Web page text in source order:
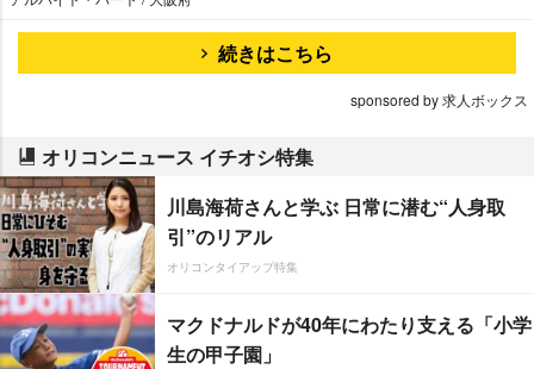
続きはこちら
sponsored by 求人ボックス
オリコンニュース イチオシ特集
川島海荷さんと学ぶ 日常に潜む“人身取
引”のリアル
オリコンタイアップ特集
マクドナルドが40年にわたり支える「小学
生の甲子園」